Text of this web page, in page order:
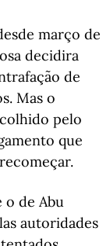
março de
decidira
de
Mas o
pelo
que
o de Abu
autoridades